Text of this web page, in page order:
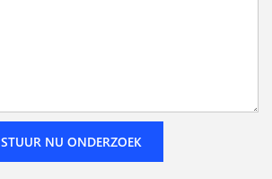
STUUR NU ONDERZOEK